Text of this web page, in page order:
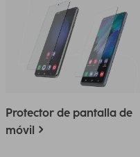
Protector de pantalla de
móvil